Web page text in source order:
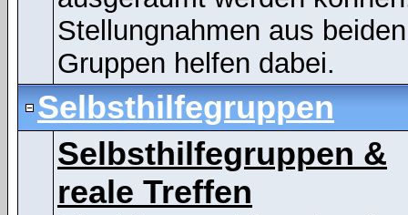
Stellungnahmen aus beiden
Gruppen helfen dabei.
Selbsthilfegruppen
Selbsthilfegruppen &
reale Treffen